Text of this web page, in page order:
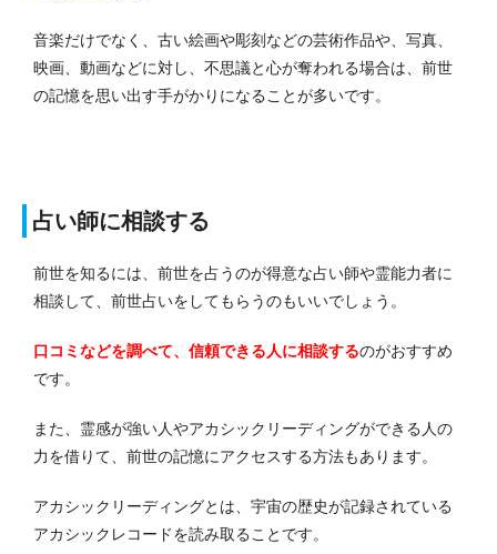
音楽だけでなく、古い絵画や彫刻などの芸術作品や、写真、
映画、動画などに対し、不思議と心が奪われる場合は、前世
の記憶を思い出す手がかりになることが多いです。
占い師に相談する
前世を知るには、前世を占うのが得意な占い師や霊能力者に
相談して、前世占いをしてもらうのもいいでしょう。
口コミなどを調べて、信頼できる人に相談するのがおすすめ
です。
また、霊感が強い人やアカシックリーディングができる人の
力を借りて、前世の記憶にアクセスする方法もあります。
アカシックリーディングとは、宇宙の歴史が記録されている
アカシックレコードを読み取ることです。